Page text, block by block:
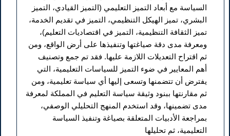
السياسة مع أبعاد التميز التعليمي (التميز القيادي، التميز
البشري، تميز الهيكل التنظيمي، التميز في تقديم الخدمة،
تميز الثقافة التنظيمية، التميز في اقتصاديات التعليم)،
ومعرفة مدى دقة صياغتها وتنفيذها على أرض الواقع، ومن
ثم اقتراح التعديلات اللازمة عليها. فقد تم جمع وتصنيف
أهم المعايير في ضوء التميز للسياسات التعليمية، التي
يفترض أن تتضمنها وتسعى إليها أي سياسة تعليمية، ومن
ثم مقارنتها ببنود وثيقة سياسة التعليم في المملكة لمعرفة
مدى تضمينها، وقد استخدم المنهج التحليلي الوصفي،
بمراجعة الأدبيات المتعلقة بصياغة وتنفيذ السياسة
التعليمية، ثم تحليلها